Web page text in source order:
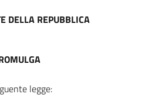
DELLA REPUBBLICA
legge: